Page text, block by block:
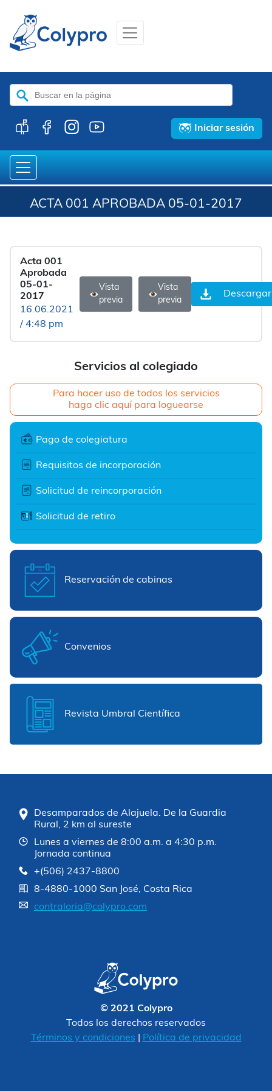
Buscar:
Iniciar sesión
ACTA 001 APROBADA 05-01-2017
Servicios al colegiado
Para hacer uso de todos los servicios
haga clic aquí para loguearse
Pago de colegiatura
Requisitos de incorporación
Solicitud de reincorporación
Solicitud de retiro
Reservación de cabinas
Convenios
Revista Umbral Científica
Acta 001
Aprobada
05-01-
2017
16.06.2021
/ 4:48 pm
Vista
previa
Vista
previa
Descargar
Desamparados de Alajuela. De la Guardia
Rural, 2 km al sureste
Lunes a viernes de 8:00 a.m. a 4:30 p.m.
Jornada continua
+(506) 2437-8800
8-4880-1000 San José, Costa Rica
contraloria@colypro.com
© 2021 Colypro
Todos los derechos reservados
Términos y condiciones
Política de privacidad